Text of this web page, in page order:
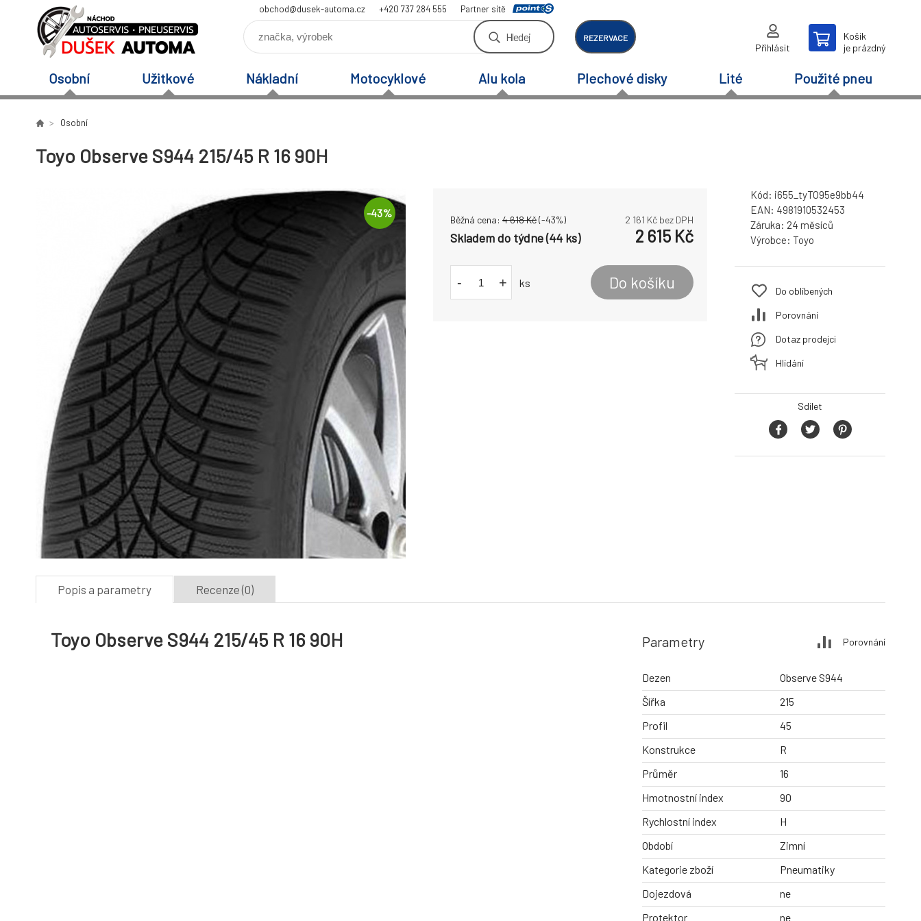
obchod@dusek-automa.cz +420 737 284 555 Partner sítě
Hledej REZERVACE
Přihlásit
Košík
je prázdný
Osobní Užitkové Nákladní Motocyklové Alu kola Plechové disky Lité Použité pneu
Osobní
Toyo Observe S944 215/45 R 16 90H
-43%
Běžná cena: 4 618Kč(-43%) 2 161 Kč bez DPH
Skladem do týdne (44 ks) 2 615 Kč
- + ks Do košíku
Kód: i655_tyTO95e9bb44
EAN: 4981910532453
Záruka: 24 měsíců
Výrobce: Toyo
Do oblíbených
Porovnání
Dotaz prodejci
Hlídání
Sdílet
Popis a parametry Recenze (0)
Toyo Observe S944 215/45 R 16 90H Parametry Porovnání
Dezen
Observe S944
Šířka
215
Profil
45
Konstrukce
R
Průměr
16
Hmotnostní index
90
Rychlostní index
H
Období
Zimní
Kategorie zboží
Pneumatiky
Dojezdová
ne
Protektor
ne